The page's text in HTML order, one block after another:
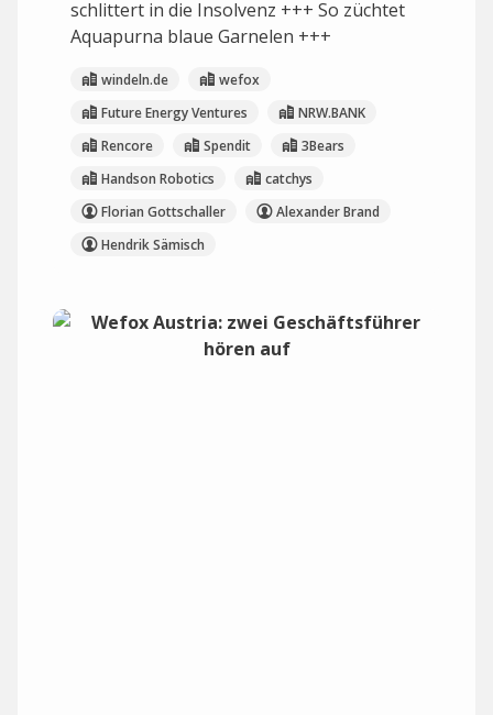
schlittert in die Insolvenz +++ So züchtet
Aquapurna blaue Garnelen +++
windeln.de
wefox
Future Energy Ventures
NRW.BANK
Rencore
Spendit
3Bears
Handson Robotics
catchys
Florian Gottschaller
Alexander Brand
Hendrik Sämisch